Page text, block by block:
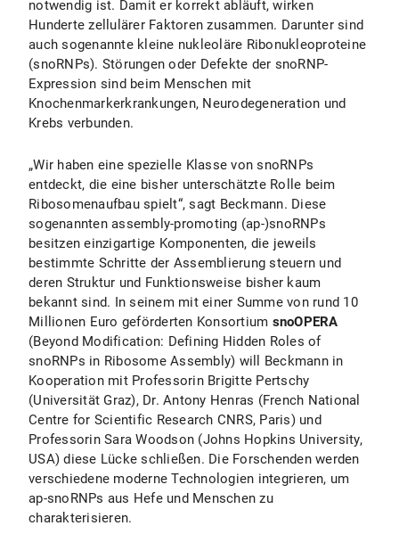
notwendig ist. Damit er korrekt abläuft, wirken
Hunderte zellulärer Faktoren zusammen. Darunter sind
auch sogenannte kleine nukleoläre Ribonukleoproteine
(snoRNPs). Störungen oder Defekte der snoRNP-
Expression sind beim Menschen mit
Knochenmarkerkrankungen, Neurodegeneration und
Krebs verbunden.
„Wir haben eine spezielle Klasse von snoRNPs
entdeckt, die eine bisher unterschätzte Rolle beim
Ribosomenaufbau spielt“, sagt Beckmann. Diese
sogenannten assembly-promoting (ap-)snoRNPs
besitzen einzigartige Komponenten, die jeweils
bestimmte Schritte der Assemblierung steuern und
deren Struktur und Funktionsweise bisher kaum
bekannt sind. In seinem mit einer Summe von rund 10
Millionen Euro geförderten Konsortium snoOPERA
(Beyond Modification: Defining Hidden Roles of
snoRNPs in Ribosome Assembly) will Beckmann in
Kooperation mit Professorin Brigitte Pertschy
(Universität Graz), Dr. Antony Henras (French National
Centre for Scientific Research CNRS, Paris) und
Professorin Sara Woodson (Johns Hopkins University,
USA) diese Lücke schließen. Die Forschenden werden
verschiedene moderne Technologien integrieren, um
ap-snoRNPs aus Hefe und Menschen zu
charakterisieren.